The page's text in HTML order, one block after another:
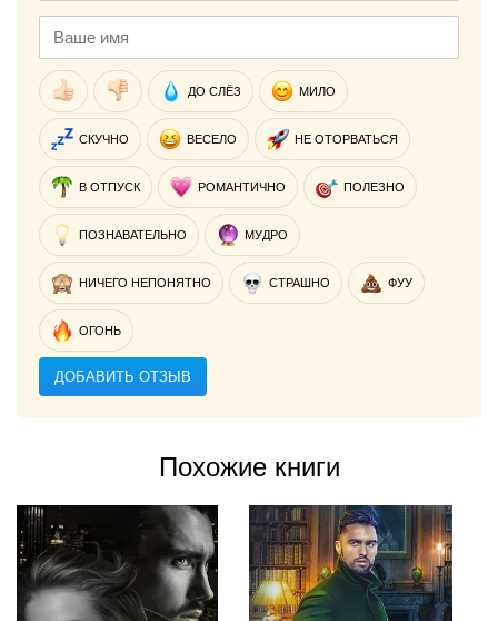
ДО СЛЁЗ МИЛО
СКУЧНО ВЕСЕЛО НЕ ОТОРВАТЬСЯ
В ОТПУСК РОМАНТИЧНО ПОЛЕЗНО
ПОЗНАВАТЕЛЬНО МУДРО
НИЧЕГО НЕПОНЯТНО СТРАШНО ФУУ
ОГОНЬ
ДОБАВИТЬ ОТЗЫВ
Похожие книги